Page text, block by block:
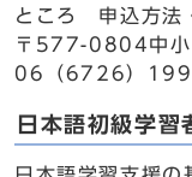
ところ 申込方法
〒577-0804中
06（6726）
日本語初級学習